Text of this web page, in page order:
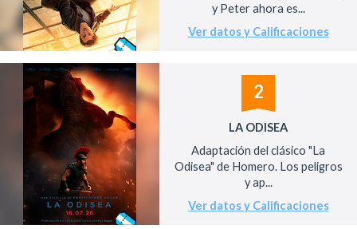
y Peter ahora es...
Ver datos y Calificaciones
2
LA ODISEA
Adaptación del clásico "La
Odisea" de Homero. Los peligros
y ap...
Ver datos y Calificaciones